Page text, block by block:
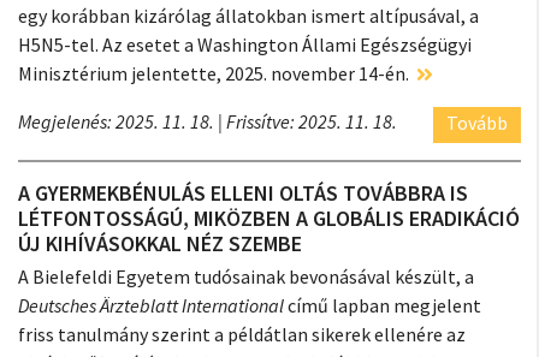
egy korábban kizárólag állatokban ismert altípusával, a
H5N5-tel. Az esetet a Washington Állami Egészségügyi
Minisztérium jelentette, 2025. november 14-én.
Megjelenés: 2025. 11. 18. | Frissítve: 2025. 11. 18. Tovább
A GYERMEKBÉNULÁS ELLENI OLTÁS TOVÁBBRA IS
LÉTFONTOSSÁGÚ, MIKÖZBEN A GLOBÁLIS ERADIKÁCIÓ
ÚJ KIHÍVÁSOKKAL NÉZ SZEMBE
A Bielefeldi Egyetem tudósainak bevonásával készült, a
Deutsches Ärzteblatt Internationalcímű lapban megjelent
friss tanulmány szerint a példátlan sikerek ellenére az